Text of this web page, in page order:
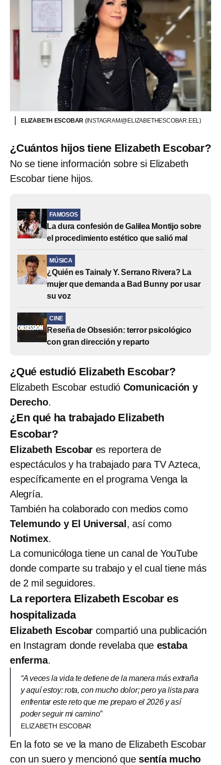
ELIZABETH ESCOBAR (INSTAGRAM/@ELIZABETHESCOBAR.EEL)
¿Cuántos hijos tiene Elizabeth Escobar?
No se tiene información sobre si Elizabeth
Escobar tiene hijos.
FAMOSOS
La dura confesión de Galilea Montijo sobre
el procedimiento estético que salió mal
MÚSICA
¿Quién es Tainaly Y. Serrano Rivera? La
mujer que demanda a Bad Bunny por usar
su voz
CINE
Reseña de Obsesión: terror psicológico
con gran dirección y reparto
¿Qué estudió Elizabeth Escobar?
Elizabeth Escobar estudió Comunicación y
Derecho.
¿En qué ha trabajado Elizabeth
Escobar?
Elizabeth Escobar es reportera de
espectáculos y ha trabajado para TV Azteca,
específicamente en el programa Venga la
Alegría.
También ha colaborado con medios como
Telemundo y El Universal , así como
Notimex.
La comunicóloga tiene un canal de YouTube
donde comparte su trabajo y el cual tiene más
de 2 mil seguidores.
La reportera Elizabeth Escobar es
hospitalizada
Elizabeth Escobar compartió una publicación
en Instagram donde revelaba que estaba
enferma.
“A veces la vida te detiene de la manera más extraña
y aquí estoy: rota, con mucho dolor; pero ya lista para
enfrentar este reto que me preparo el 2026 y así
poder seguir mi camino”
ELIZABETH ESCOBAR
En la foto se ve la mano de Elizabeth Escobar
con un suero y mencionó quesentía mucho